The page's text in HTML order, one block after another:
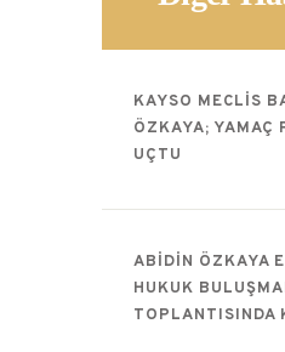
p o
k
KAYSO MECLIS
ÖZKAYA; YAMAÇ
UÇTU
ABIDIN ÖZKAYA
HUKUK
TOPLANTISINDA